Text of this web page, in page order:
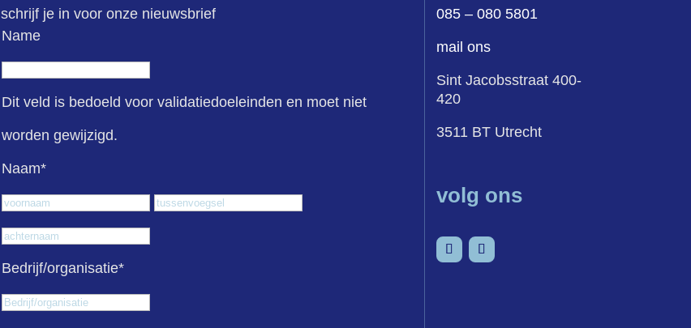
schrijf je in voor onze nieuwsbrief
Name
Dit veld is bedoeld voor validatiedoeleinden en moet niet
worden gewijzigd.
Naam*
Voornaam
Bedrijf/organisatie*
085 – 080 5801
mail ons
Sint Jacobsstraat 400-
420
3511 BT Utrecht
volg ons